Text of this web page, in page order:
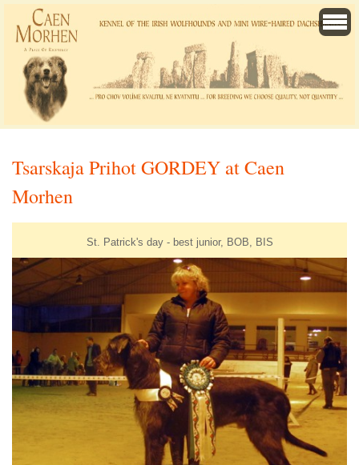
Tsarskaja Prihot GORDEY at Caen
Morhen
St. Patrick's day - best junior, BOB, BIS